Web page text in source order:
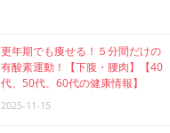
更年期でも痩せる！５分間だけの
有酸素運動！【下腹・腰肉】【40
代、50代、60代の健康情報】
2025-11-15